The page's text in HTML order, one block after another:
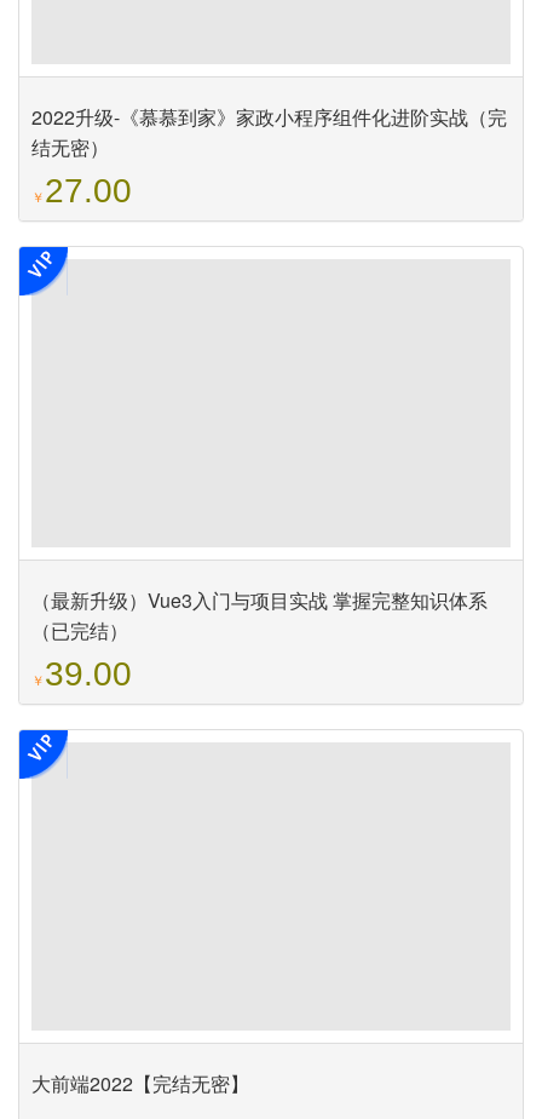
2022升级-《慕慕到家》家政小程序组件化进阶实战（完
结无密）
￥27.00
（最新升级）Vue3入门与项目实战 掌握完整知识体系
（已完结）
￥39.00
大前端2022【完结无密】